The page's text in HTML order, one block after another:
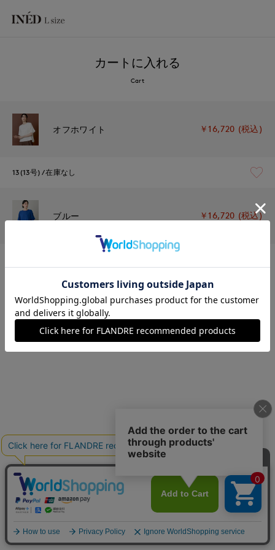
カートに入れる
Cart
オフホワイト ￥16,720 (税込)
13(13号) 在庫なし
ブルー ￥16,720 (税込)